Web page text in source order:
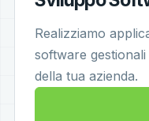
Realizziamo
software
della tua azienda.